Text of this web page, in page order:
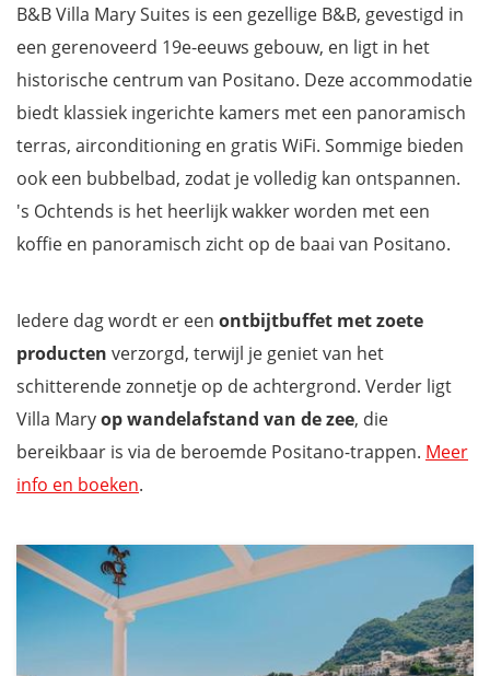
B&B Villa Mary Suites is een gezellige B&B, gevestigd in
een gerenoveerd 19e-eeuws gebouw, en ligt in het
historische centrum van Positano. Deze accommodatie
biedt klassiek ingerichte kamers met een panoramisch
terras, airconditioning en gratis WiFi. Sommige bieden
ook een bubbelbad, zodat je volledig kan ontspannen.
's Ochtends is het heerlijk wakker worden met een
koffie en panoramisch zicht op de baai van Positano.
Iedere dag wordt er een ontbijtbuffet met zoete
producten verzorgd, terwijl je geniet van het
schitterende zonnetje op de achtergrond. Verder ligt
Villa Maryop wandelafstand van de zee, die
bereikbaar is via de beroemde Positano-trappen. Meer
info en boeken.